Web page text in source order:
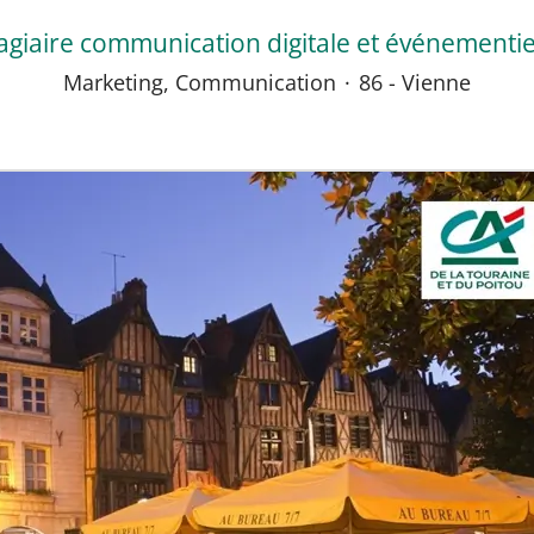
communication digitale et
Marketing, Communication · 86 - Vienne